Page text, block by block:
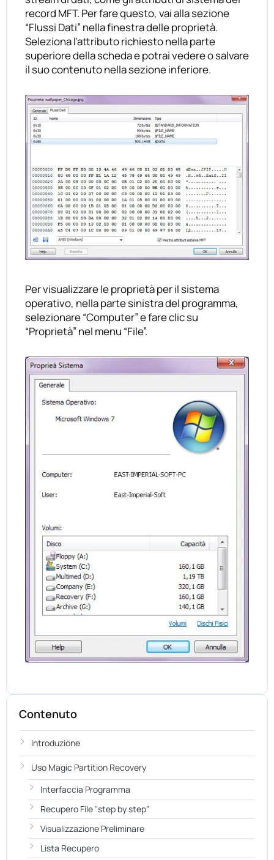
record MFT. Per fare questo, vai alla sezione
“Flussi Dati” nella finestra delle proprietà.
Seleziona l’attributo richiesto nella parte
superiore della scheda e potrai vedere o salvare
il suo contenuto nella sezione inferiore.
Per visualizzare le proprietà per il sistema
operativo, nella parte sinistra del programma,
selezionare “Computer” e fare clic su
“Proprietà” nel menu “File”.
Contenuto
Introduzione
Uso Magic Partition Recovery
Interfaccia Programma
Recupero File "step by step"
Visualizzazione Preliminare
Lista Recupero